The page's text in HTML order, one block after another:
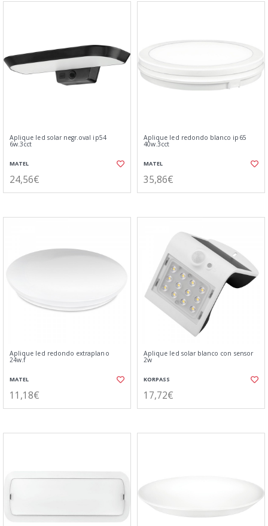
Aplique led solar negr.oval ip54
6w.3cct
MATEL
24,56€
Aplique led redondo blanco ip65
40w.3cct
MATEL
35,86€
Aplique led redondo extraplano
24w.f
MATEL
11,18€
Aplique led solar blanco con sensor
2w
KORPASS
17,72€